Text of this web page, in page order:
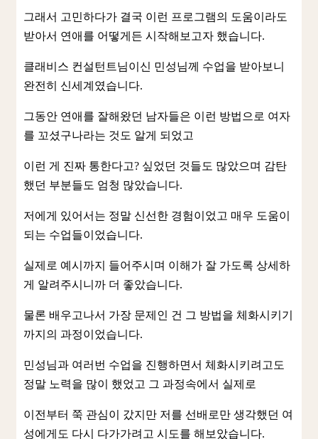
그래서 고민하다가 결국 이런 프로그램의 도움이라도
받아서 연애를 어떻게든 시작해보고자 했습니다.
클래비스 컨설턴트님이신 민성님께 수업을 받아보니
완전히 신세계였습니다.
그동안 연애를 잘해왔던 남자들은 이런 방법으로 여자
를 꼬셨구나라는 것도 알게 되었고
이런 게 진짜 통한다고? 싶었던 것들도 많았으며 감탄
했던 부분들도 엄청 많았습니다.
저에게 있어서는 정말 신선한 경험이었고 매우 도움이
되는 수업들이었습니다.
실제로 예시까지 들어주시며 이해가 잘 가도록 상세하
게 알려주시니까 더 좋았습니다.
물론 배우고나서 가장 문제인 건 그 방법을 체화시키기
까지의 과정이었습니다.
민성님과 여러번 수업을 진행하면서 체화시키려고도
정말 노력을 많이 했었고 그 과정속에서 실제로
이전부터 쭉 관심이 갔지만 저를 선배로만 생각했던 여
성에게도 다시 다가가려고 시도를 해보았습니다.